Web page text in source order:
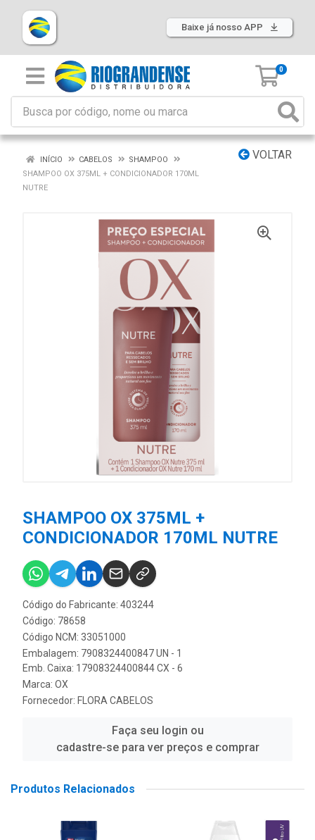
Baixe já nosso APP
0
VOLTAR
INÍCIO CABELOS
SHAMPOO
SHAMPOO OX 375ML + CONDICIONADOR 170ML
NUTRE
SHAMPOO OX 375ML +
CONDICIONADOR 170ML NUTRE
Código do Fabricante: 403244
Código: 78658
Código NCM: 33051000
Embalagem: 7908324400847 UN - 1
Emb. Caixa: 17908324400844 CX - 6
Marca: OX
Fornecedor: FLORA CABELOS
Faça seu login ou
cadastre-se para ver preços e comprar
Produtos Relacionados